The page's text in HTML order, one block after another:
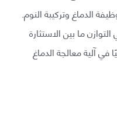
الدماغ وتركيبة النوم.
ما بين الاستثارة
في آلية معالجة الدماغ